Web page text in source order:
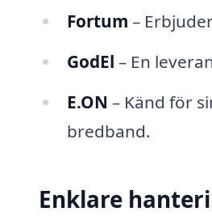
Fortum –
GodEl – En
E.ON – Känd för
bredband.
Enklare